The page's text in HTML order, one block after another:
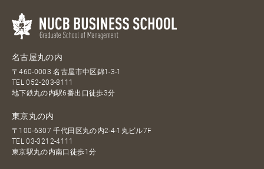
名古屋丸の内
〒460-0003 名古屋市中区錦1-3-1
TEL052-203-8111
地下鉄丸の内駅6番出口徒歩3分
東京丸の内
〒100-6307 千代田区丸の内2-4-1丸ビル7F
TEL03-3212-4111
東京駅丸の内南口徒歩1分